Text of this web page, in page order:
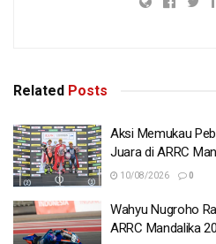
Related Posts
Aksi Memukau
Juara di ARRC
10/08/2026 0
Wahyu Nugroho
ARRC Mandalika